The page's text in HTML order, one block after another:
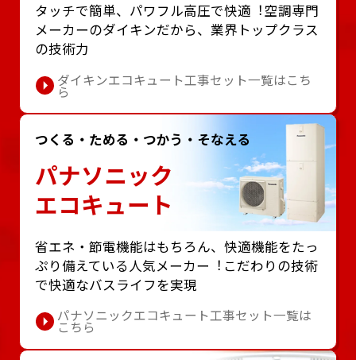
タッチで簡単、パワフル⾼圧で快適︕空調専⾨
メーカーのダイキンだから、業界トップクラス
の技術⼒
ダイキンエコキュート工事セット一覧はこち
ら
つくる・ためる・つかう・そなえる
パナソニック
エコキュート
省エネ・節電機能はもちろん、快適機能をたっ
ぷり備えている⼈気メーカー︕こだわりの技術
で快適なバスライフを実現
パナソニックエコキュート工事セット一覧は
こちら